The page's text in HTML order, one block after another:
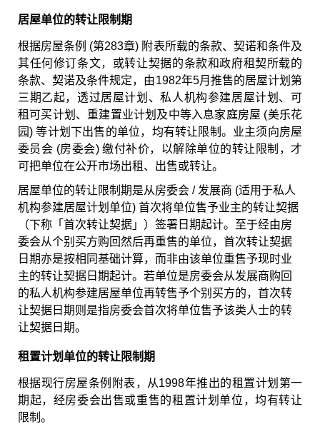
居屋单位的转让限制期
根据房屋条例 (第283章) 附表所载的条款、契诺和条件及
其任何修订条文，或转让契据的条款和政府租契所载的
条款、契诺及条件规定，由1982年5月推售的居屋计划第
三期乙起，透过居屋计划、私人机构参建居屋计划、可
租可买计划、重建置业计划及中等入息家庭房屋 (美乐花
园) 等计划下出售的单位，均有转让限制。业主须向房屋
委员会 (房委会) 缴付补价，以解除单位的转让限制，才
可把单位在公开市场出租、出售或转让。
居屋单位的转让限制期是从房委会 / 发展商 (适用于私人
机构参建居屋计划单位) 首次将单位售予业主的转让契据
（下称「首次转让契据」）签署日期起计。至于经由房
委会从个别买方购回然后再重售的单位，首次转让契据
日期亦是按相同基础计算，而非由该单位重售予现时业
主的转让契据日期起计。若单位是房委会从发展商购回
的私人机构参建居屋单位再转售予个别买方的，首次转
让契据日期则是指房委会首次将单位售予该类人士的转
让契据日期。
租置计划单位的转让限制期
根据现行房屋条例附表，从1998年推出的租置计划第一
期起，经房委会出售或重售的租置计划单位，均有转让
限制。